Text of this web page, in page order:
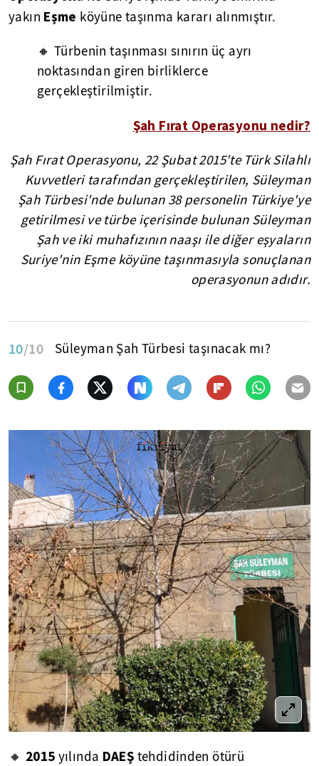
yakın Eşme köyüne taşınma kararı alınmıştır.
🔸 Türbenin taşınması sınırın üç ayrı
noktasından giren birliklerce
gerçekleştirilmiştir.
Şah Fırat Operasyonu nedir?
Şah Fırat Operasyonu, 22 Şubat 2015'te Türk Silahlı
Kuvvetleri tarafından gerçekleştirilen, Süleyman
Şah Türbesi'nde bulunan 38 personelin Türkiye'ye
getirilmesi ve türbe içerisinde bulunan Süleyman
Şah ve iki muhafızının naaşı ile diğer eşyaların
Suriye'nin Eşme köyüne taşınmasıyla sonuçlanan
operasyonun adıdır.
10/10 Süleyman Şah Türbesi taşınacak mı?
🔸 2015 yılında DAEŞ tehdidinden ötürü